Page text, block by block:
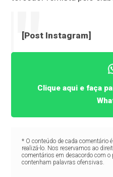
[Post Instagram]
Clique aqui e faça
* O conteúdo de cada comentário
realizá-lo. Nos reservamos ao
comentários em desacordo com
contenham palavras ofensivas.